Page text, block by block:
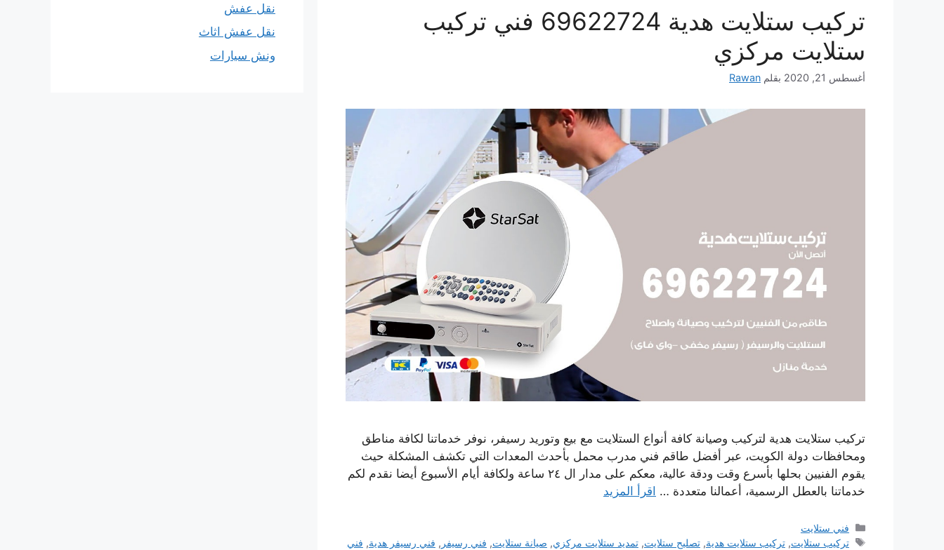
تركيب ستلايت هدية 69622724 فني تركيب
ستلايت مركزي
أغسطس 21, 2020 بقلم Rawan
تركيب ستلايت هدية لتركيب وصيانة كافة أنواع الستلايت مع بيع وتوريد رسيفر، نوفر خدماتنا لكافة مناطق
ومحافظات دولة الكويت، عبر أفضل طاقم فني مدرب محمل بأحدث المعدات التي تكشف المشكلة حيث
يقوم الفنيين بحلها بأسرع وقت ودقة عالية، معكم على مدار ال ٢٤ ساعة ولكافة أيام الأسبوع أيضا نقدم لكم
خدماتنا بالعطل الرسمية، أعمالنا متعددة … اقرأ المزيد
التصنيفات
فني ستلايت
الوسوم
تركيب ستلايت,تركيب ستلايت هدية,تصليح ستلايت,تمديد ستلايت مركزي, صيانة ستلايت, فني رسيفر , فني رسيفر هدية, فني
نقل عفش
نقل عفش اثاث
ونش سيارات